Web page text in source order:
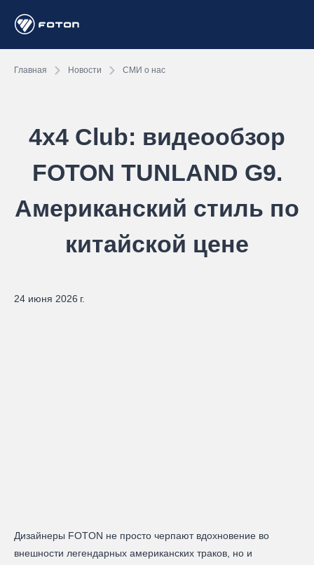
Главная Новости СМИ о нас
4х4 Club: видеообзор
FOTON TUNLAND G9.
Американский стиль по
китайской цене
24 июня 2026 г.
Дизайнеры FOTON не просто черпают вдохновение во
внешности легендарных американских траков, но и